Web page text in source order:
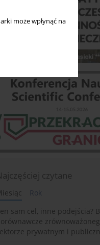
może wpłynąć na
czytane
Rok
sam cel, inne podejścia?
prywatnym i